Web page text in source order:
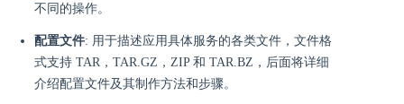
不同的操作。
配置文件: 用于描述应用具体服务的各类文件，文件格
式支持 TAR，TAR.GZ，ZIP 和 TAR.BZ，后面将详细
介绍配置文件及其制作方法和步骤。